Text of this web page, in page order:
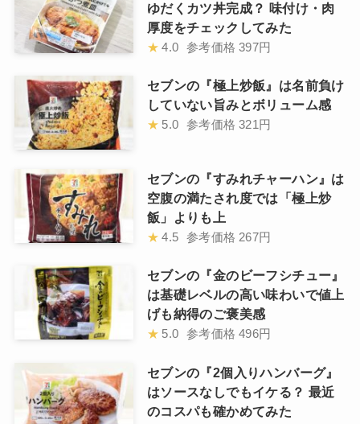
ゆだくカツ丼完成？ 味付け・肉
厚度をチェックしてみた
★ 4.0 参考価格 397円
セブンの『極上炒飯』は名前負け
していない旨みとボリューム感
★ 5.0 参考価格 321円
セブンの『すみれチャーハン』は
空腹の満たされ度では「極上炒
飯」よりも上
★ 4.5 参考価格 267円
セブンの『金のビーフシチュー』
は基礎レベルの高い味わいで値上
げも納得のご褒美感
★ 5.0 参考価格 496円
セブンの『2個入りハンバーグ』
はソースなしでもイケる？ 最近
のコスパも確かめてみた